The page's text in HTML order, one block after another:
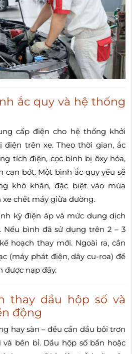
ắc quy và hệ thống
cấp điện cho hệ thống khởi
điện trên xe. Theo thời gian, ắc
tích điện, cọc bình bị ôxy hóa,
cạn bớt. Một bình ắc quy yếu sẽ
khó khăn, đặc biệt vào mùa
xe chết máy giữa đường.
kỳ điện áp và mức dung dịch
Nếu bình đã sử dụng trên 2 – 3
hoạch thay mới. Ngoài ra, cần
(máy phát điện, dây cu-roa) để
được nạp đầy.
thay dầu hộp số và
động
hay sàn – đều cần dầu bôi trơn
bền bỉ. Dầu hộp số bẩn hoặc